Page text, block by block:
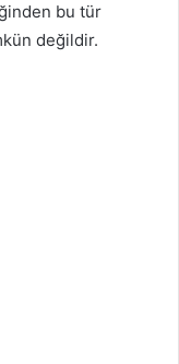
bu tür
değildir.